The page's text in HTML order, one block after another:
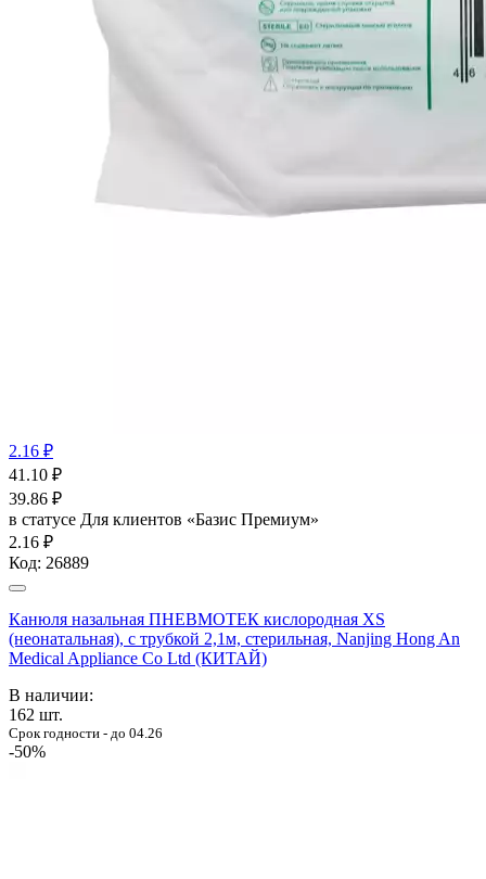
2.16 ₽
41.10 ₽
39.86 ₽
в статусе Для клиентов «Базис Премиум»
2.16 ₽
Код: 26889
Канюля назальная ПНЕВМОТЕК кислородная XS
(неонатальная), с трубкой 2,1м, стерильная, Nanjing Hong An
Medical Appliance Co Ltd (КИТАЙ)
В наличии:
162 шт.
Срок годности - до 04.26
-50%